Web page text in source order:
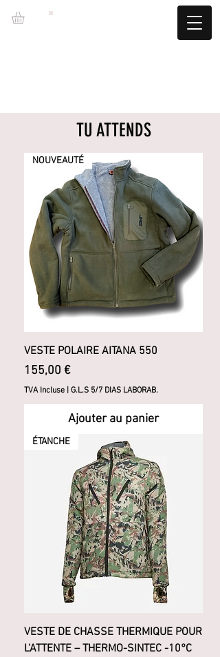
TU ATTENDS
NOUVEAUTÉ
VESTE POLAIRE AITANA 550
Prix
155,00 €
TVA Incluse G.L.S 5/7 DIAS LABORAB.
Ajouter au panier
ÉTANCHE
VESTE DE CHASSE THERMIQUE POUR
L'ATTENTE – THERMO-SINTEC -10°C